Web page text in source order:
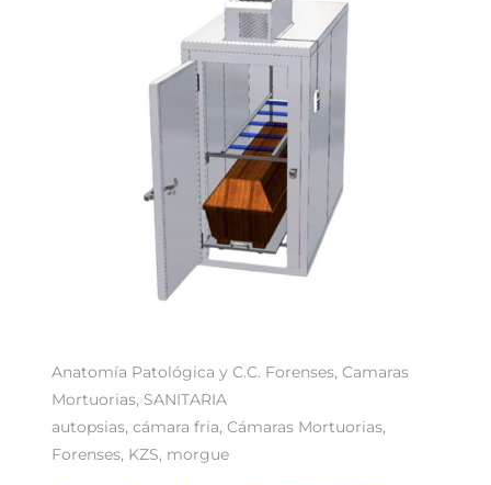
Anatomía Patológica y C.C. Forenses, Camaras
Mortuorias, SANITARIA
autopsias, cámara fria, Cámaras Mortuorias,
Forenses, KZS, morgue